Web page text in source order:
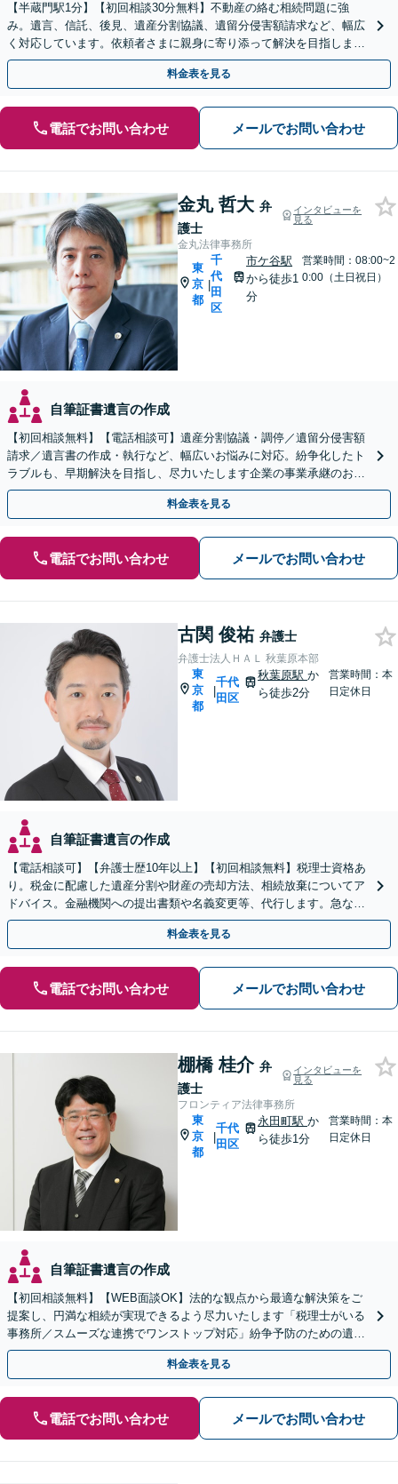
【半蔵門駅1分】【初回相談30分無料】不動産の絡む相続問題に強
み。遺言、信託、後見、遺産分割協議、遺留分侵害額請求など、幅広
く対応しています。依頼者さまに親身に寄り添って解決を目指しま
す。
料金表を見る
電話でお問い合わせ メールでお問い合わせ
金丸 哲大 弁
護士
インタビューを
見る
金丸法律事務所
東
京
都
|
千
代
田
区
市ケ谷駅
から徒歩1
分
営業時間：08:00~2
0:00（土日祝日）
自筆証書遺言の作成
【初回相談無料】【電話相談可】遺産分割協議・調停／遺留分侵害額
請求／遺言書の作成・執行など、幅広いお悩みに対応。紛争化したト
ラブルも、早期解決を目指し、尽力いたします企業の事業承継のお悩
みもご相談ください【夜間・休日面談】【市ヶ谷駅1分】
料金表を見る
電話でお問い合わせ メールでお問い合わせ
古関 俊祐 弁護士
弁護士法人ＨＡＬ 秋葉原本部
東
京
都
|
千代
田区
秋葉原駅か
ら徒歩2分
営業時間：本
日定休日
自筆証書遺言の作成
【電話相談可】【弁護士歴10年以上】【初回相談無料】税理士資格あ
り。税金に配慮した遺産分割や財産の売却方法、相続放棄についてア
ドバイス。金融機関への提出書類や名義変更等、代行します。急な遺
言書には1週間で対応可。土日祝相談可
料金表を見る
電話でお問い合わせ メールでお問い合わせ
棚橋 桂介 弁
護士
インタビューを
見る
フロンティア法律事務所
東
京
都
|
千代
田区
永田町駅か
ら徒歩1分
営業時間：本
日定休日
自筆証書遺言の作成
【初回相談無料】【WEB面談OK】法的な観点から最適な解決策をご
提案し、円満な相続が実現できるよう尽力いたします「税理士がいる
事務所／スムーズな連携でワンストップ対応」紛争予防のための遺言
書作成を承ります【完全個室】【休日・夜間相談可】
料金表を見る
電話でお問い合わせ メールでお問い合わせ